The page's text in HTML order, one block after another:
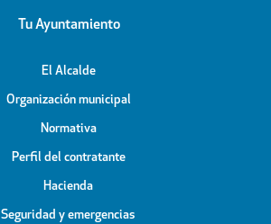
Tu Ayuntamiento
El Alcalde
Organización municipal
Normativa
Perfil del contratante
Hacienda
Seguridad y emergencias